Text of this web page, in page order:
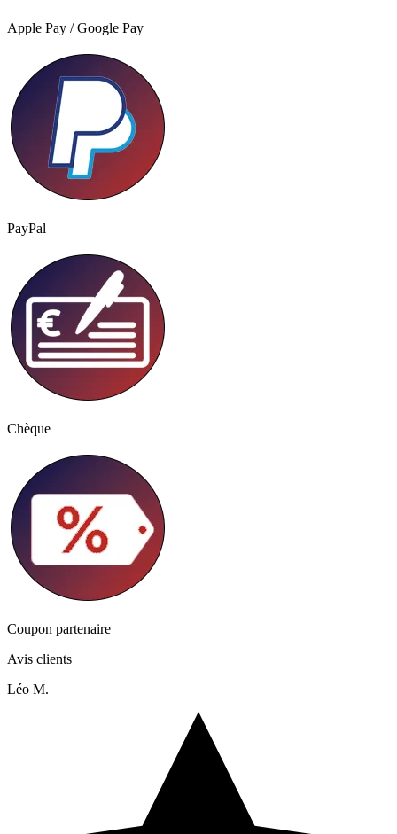
Apple Pay / Google Pay
PayPal
Chèque
Coupon partenaire
Avis clients
Léo M.